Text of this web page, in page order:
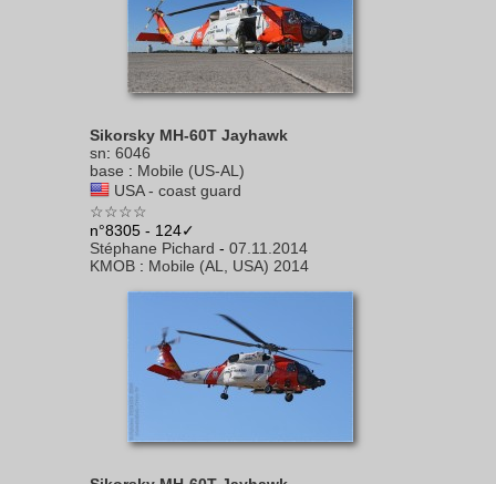
Sikorsky MH-60T Jayhawk
sn: 6046
base : Mobile (US-AL)
USA - coast guard
☆☆☆☆
n°8305 - 124✓
Stéphane Pichard - 07.11.2014
KMOB : Mobile (AL, USA) 2014